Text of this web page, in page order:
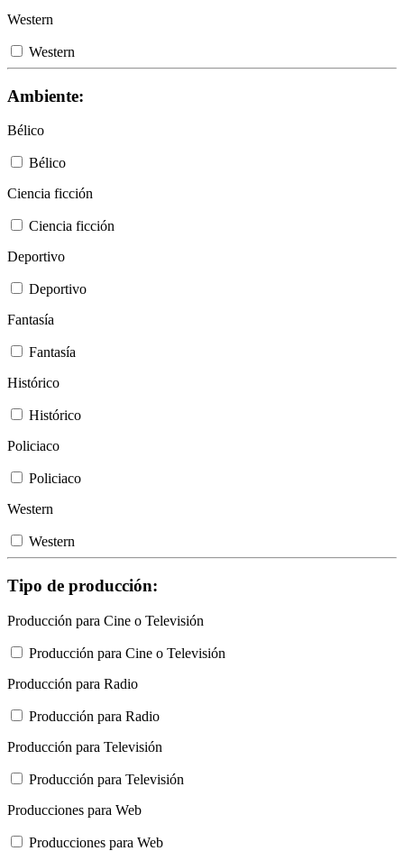
Western
Western
Ambiente:
Bélico
Bélico
Ciencia ficción
Ciencia ficción
Deportivo
Deportivo
Fantasía
Fantasía
Histórico
Histórico
Policiaco
Policiaco
Western
Western
Tipo de producción:
Producción para Cine o Televisión
Producción para Cine o Televisión
Producción para Radio
Producción para Radio
Producción para Televisión
Producción para Televisión
Producciones para Web
Producciones para Web